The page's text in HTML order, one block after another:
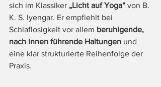
sich im Klassiker „Licht auf Yoga“ von B.
K. S. Iyengar. Er empfiehlt bei
Schlaflosigkeit vor allem beruhigende,
nach innen führende Haltungen und
eine klar strukturierte Reihenfolge der
Praxis.